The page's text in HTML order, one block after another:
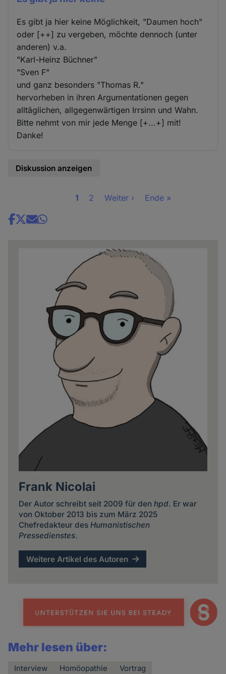
Es gibt ja hier keine Möglichkeit, "Daumen hoch"
oder [++] zu vergeben, möchte dennoch (unter
anderen) v.a.
"Karl-Heinz Büchner"
"Sven F"
und ganz besonders "Thomas R."
hervorheben in ihren Argumentationen gegen
alltäglichen, allgegenwärtigen Irrsinn und Wahn.
Bitte nehmt von mir jede Menge [+...+] mit!
Danke!
Diskussion anzeigen
Seite
1 Seite
2
Nächste
Weiter ›
Letzte
Ende »
Share
Frank Nicolai
Der Autor schreibt seit 2009 für den hpd. Er war
von Oktober 2013 bis zum März 2025
Chefredakteur des Humanistischen
Pressedienstes.
Weitere Artikel des Autoren
Mehr lesen über:
Interview Homöopathie Vortrag